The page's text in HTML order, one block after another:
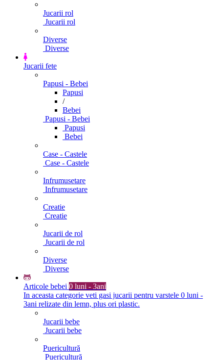
Jucarii rol
Jucarii rol
Diverse
Diverse
Jucarii fete
Papusi - Bebei
Papusi
/
Bebei
Papusi - Bebei
Papusi
Bebei
Case - Castele
Case - Castele
Infrumusetare
Infrumusetare
Creatie
Creatie
Jucarii de rol
Jucarii de rol
Diverse
Diverse
Articole bebei 0 luni - 3ani
In aceasta categorie veti gasi jucarii pentru varstele 0 luni -
3ani relizate din lemn, plus ori plastic.
Jucarii bebe
Jucarii bebe
Puericultură
Puericultură